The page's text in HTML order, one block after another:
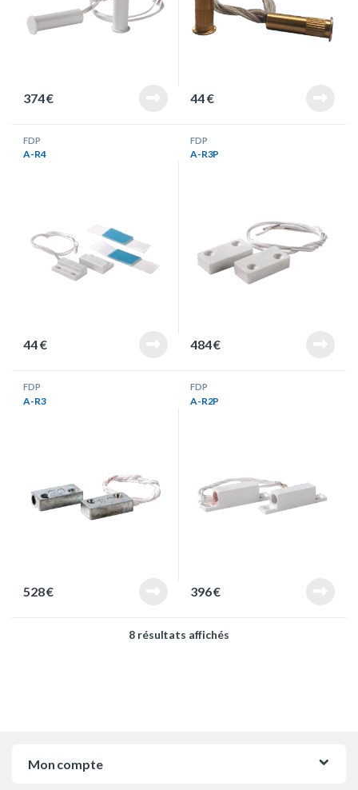
374€ 44€
FDP
A-R4
44€
FDP
A-R3P
484€
FDP
A-R3
528€
FDP
A-R2P
396€
8 résultats affichésTrié du plus récent au
Mon compte